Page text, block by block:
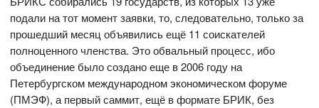
подали на тот момент заявки, то, следовательно, только за
прошедший месяц объявились ещё 11 соискателей
полноценного членства. Это обвальный процесс, ибо
объединение было создано еще в 2006 году на
Петербургском международном экономическом форуме
(ПМЭФ), а первый саммит, ещё в формате БРИК, без